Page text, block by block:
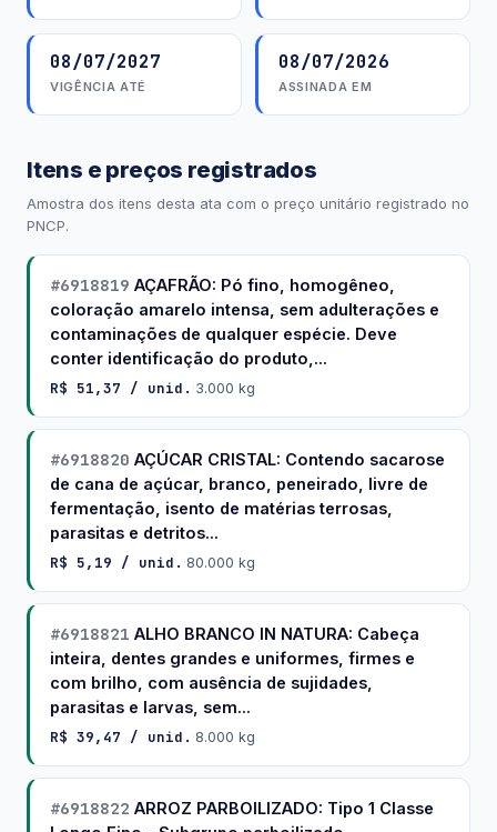
08/07/2027
VIGÊNCIA ATÉ
08/07/2026
ASSINADA EM
Itens e preços registrados
Amostra dos itens desta ata com o preço unitário registrado no
PNCP.
#6918819 AÇAFRÃO: Pó fino, homogêneo,
coloração amarelo intensa, sem adulterações e
contaminações de qualquer espécie. Deve
conter identificação do produto,...
R$ 51,37 / unid. ·3.000 kg
#6918820 AÇÚCAR CRISTAL: Contendo sacarose
de cana de açúcar, branco, peneirado, livre de
fermentação, isento de matérias terrosas,
parasitas e detritos...
R$ 5,19 / unid. ·80.000 kg
#6918821 ALHO BRANCO IN NATURA: Cabeça
inteira, dentes grandes e uniformes, firmes e
com brilho, com ausência de sujidades,
parasitas e larvas, sem...
R$ 39,47 / unid. ·8.000 kg
#6918822 ARROZ PARBOILIZADO: Tipo 1 Classe